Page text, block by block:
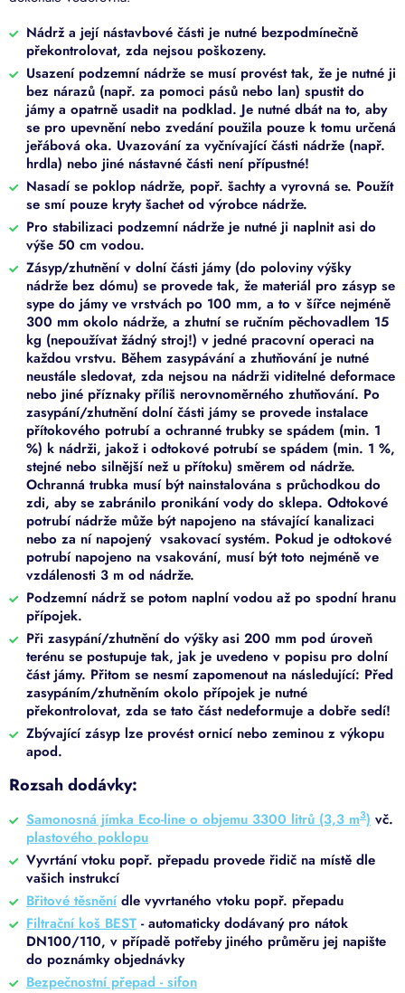
Nádrž a její nástavbové části je nutné bezpodmínečně
překontrolovat, zda nejsou poškozeny.
Usazení podzemní nádrže se musí provést tak, že je nutné ji
bez nárazů (např. za pomoci pásů nebo lan) spustit do
jámy a opatrně usadit na podklad. Je nutné dbát na to, aby
se pro upevnění nebo zvedání použila pouze k tomu určená
jeřábová oka. Uvazování za vyčnívající části nádrže (např.
hrdla) nebo jiné nástavné části není přípustné!
Nasadí se poklop nádrže, popř. šachty a vyrovná se. Použít
se smí pouze kryty šachet od výrobce nádrže.
Pro stabilizaci podzemní nádrže je nutné ji naplnit asi do
výše 50 cm vodou.
Zásyp/zhutnění v dolní části jámy (do poloviny výšky
nádrže bez dómu) se provede tak, že materiál pro zásyp se
sype do jámy ve vrstvách po 100 mm, a to v šířce nejméně
300 mm okolo nádrže, a zhutní se ručním pěchovadlem 15
kg (nepoužívat žádný stroj!) v jedné pracovní operaci na
každou vrstvu. Během zasypávání a zhutňování je nutné
neustále sledovat, zda nejsou na nádrži viditelné deformace
nebo jiné příznaky příliš nerovnoměrného zhutňování. Po
zasypání/zhutnění dolní části jámy se provede instalace
přítokového potrubí a ochranné trubky se spádem (min. 1
%) k nádrži, jakož i odtokové potrubí se spádem (min. 1 %,
stejné nebo silnější než u přítoku) směrem od nádrže.
Ochranná trubka musí být nainstalována s průchodkou do
zdi, aby se zabránilo pronikání vody do sklepa. Odtokové
potrubí nádrže může být napojeno na stávající kanalizaci
nebo za ní napojený vsakovací systém. Pokud je odtokové
potrubí napojeno na vsakování, musí být toto nejméně ve
vzdálenosti 3 m od nádrže.
Podzemní nádrž se potom naplní vodou až po spodní hranu
přípojek.
Při zasypání/zhutnění do výšky asi 200 mm pod úroveň
terénu se postupuje tak, jak je uvedeno v popisu pro dolní
část jámy. Přitom se nesmí zapomenout na následující: Před
zasypáním/zhutněním okolo přípojek je nutné
překontrolovat, zda se tato část nedeformuje a dobře sedí!
Zbývající zásyp lze provést ornicí nebo zeminou z výkopu
apod.
Rozsah dodávky:
Samonosná jímka Eco-line o objemu 3300 litrů (3,3 m3) vč.
plastového poklopu
Vyvrtání vtoku popř. přepadu provede řidič na místě dle
vašich instrukcí
Břitové těsněnídle vyvrtaného vtoku popř. přepadu
Filtrační koš BEST - automaticky dodávaný pro nátok
DN100/110, v případě potřeby jiného průměru jej napište
do poznámky objednávky
Bezpečnostní přepad - sifon